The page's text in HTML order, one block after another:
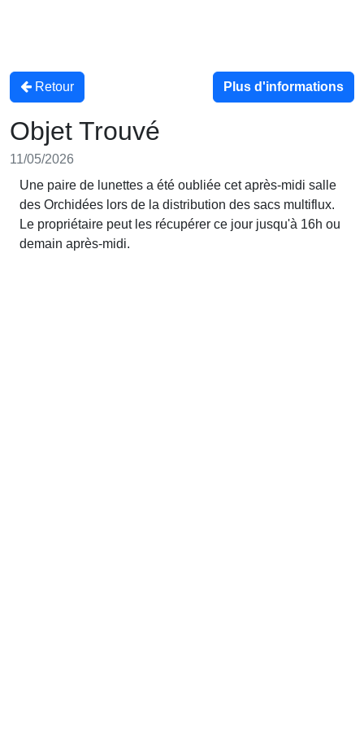
Retour Plus d'informations
Objet Trouvé
11/05/2026
Une paire de lunettes a été oubliée cet après-midi salle
des Orchidées lors de la distribution des sacs multiflux.
Le propriétaire peut les récupérer ce jour jusqu'à 16h ou
demain après-midi.